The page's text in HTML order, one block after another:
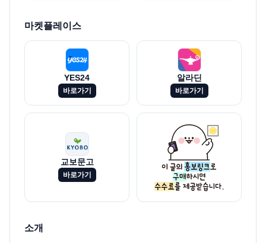
마켓플레이스
YES24
바로가기
알라딘
바로가기
교보문고
바로가기
소개